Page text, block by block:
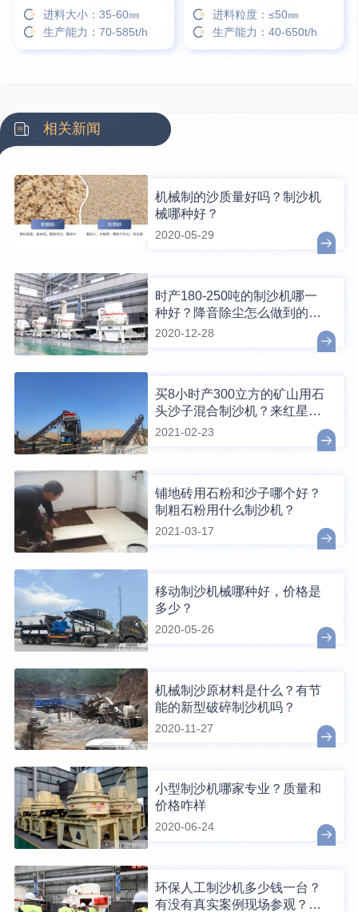
进料大小：35-60㎜
生产能力：70-585t/h
进料粒度：≤50㎜
生产能力：40-650t/h
相关新闻
机械制的沙质量好吗？制沙机
械哪种好？
2020-05-29
时产180-250吨的制沙机哪一
种好？降音除尘怎么做到的？
环保能过吗？
2020-12-28
买8小时产300立方的矿山用石
头沙子混合制沙机？来红星矿
石机械厂可一站购齐
2021-02-23
铺地砖用石粉和沙子哪个好？
制粗石粉用什么制沙机？
2021-03-17
移动制沙机械哪种好，价格是
多少？
2020-05-26
机械制沙原材料是什么？有节
能的新型破碎制沙机吗？
2020-11-27
小型制沙机哪家专业？质量和
价格咋样
2020-06-24
环保人工制沙机多少钱一台？
有没有真实案例现场参观？包